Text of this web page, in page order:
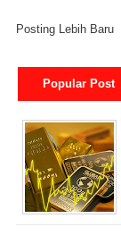
Posting Lebih Baru
Popular Post